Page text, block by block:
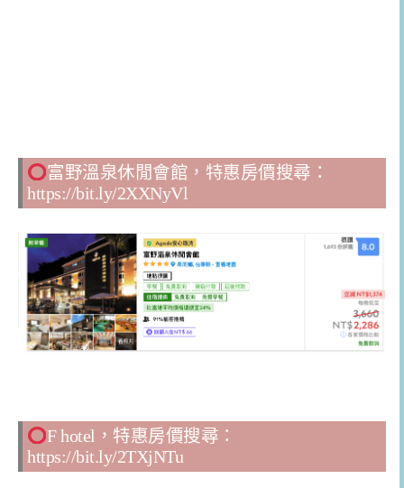
富野溫泉休閒會館，特惠房價搜尋：
https://bit.ly/2XXNyVl
F hotel，特惠房價搜尋：
https://bit.ly/2TXjNTu